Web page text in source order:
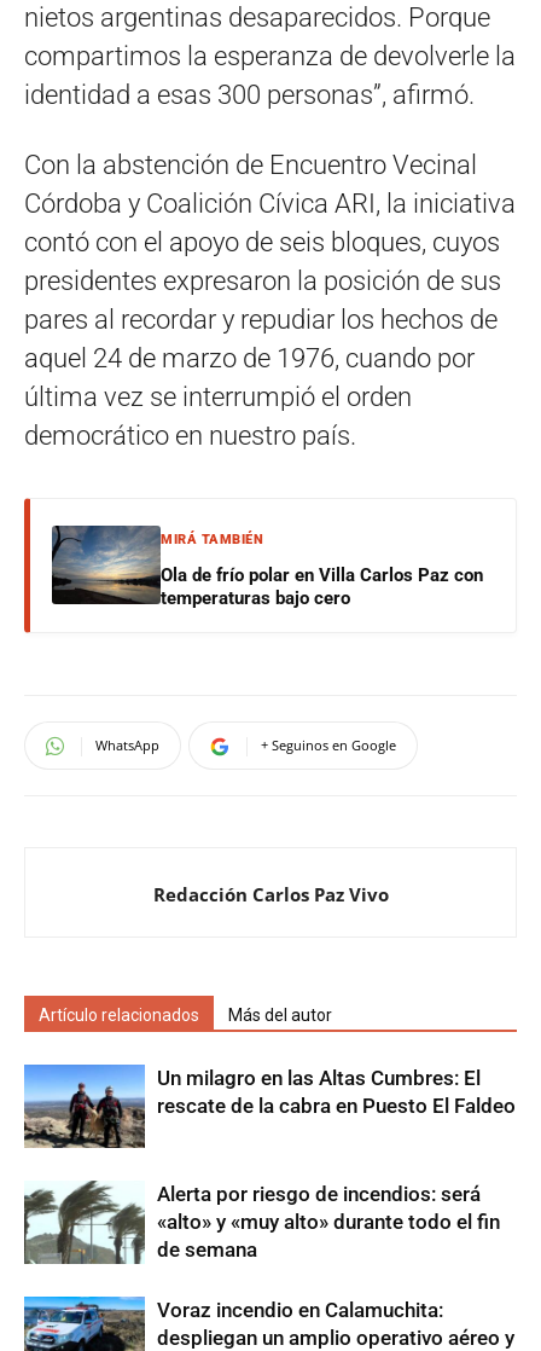
nietos argentinas desaparecidos. Porque
compartimos la esperanza de devolverle la
identidad a esas 300 personas”, afirmó.
Con la abstención de Encuentro Vecinal
Córdoba y Coalición Cívica ARI, la iniciativa
contó con el apoyo de seis bloques, cuyos
presidentes expresaron la posición de sus
pares al recordar y repudiar los hechos de
aquel 24 de marzo de 1976, cuando por
última vez se interrumpió el orden
democrático en nuestro país.
MIRÁ TAMBIÉN
Ola de frío polar en Villa Carlos Paz con
temperaturas bajo cero
WhatsApp + Seguinos en Google
Redacción Carlos Paz Vivo
Artículo relacionados Más del autor
Un milagro en las Altas Cumbres: El
rescate de la cabra en Puesto El Faldeo
Alerta por riesgo de incendios: será
«alto» y «muy alto» durante todo el fin
de semana
Voraz incendio en Calamuchita:
despliegan un amplio operativo aéreo y